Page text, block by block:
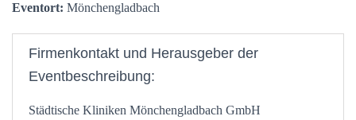
Eventort: Mönchengladbach
Firmenkontakt und Herausgeber der
Eventbeschreibung:
Städtische Kliniken Mönchengladbach GmbH